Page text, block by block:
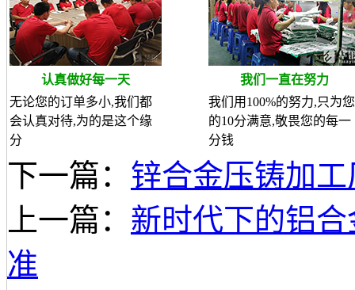
认真做好每一天
我们一直在努力
无论您的订单多小,我们都
会认真对待,为的是这个缘
分
我们用100%的努力,只为您
的10分满意,敬畏您的每一
分钱
下一篇： 锌合金压铸加
上一篇： 新时代下的铝
准